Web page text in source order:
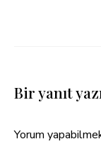
Bir yanıt
Yorum